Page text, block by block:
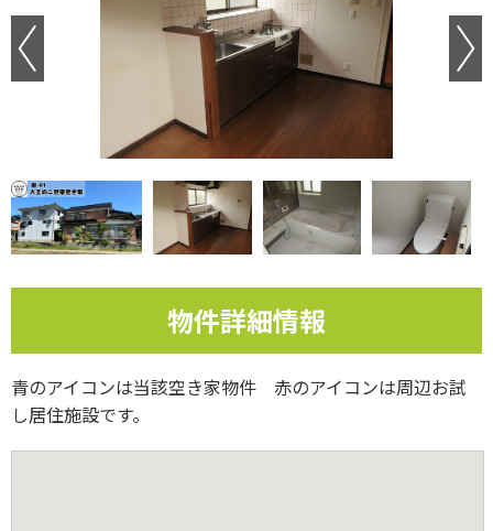
物件詳細情報
青のアイコンは当該空き家物件 赤のアイコンは周辺お試
し居住施設です。